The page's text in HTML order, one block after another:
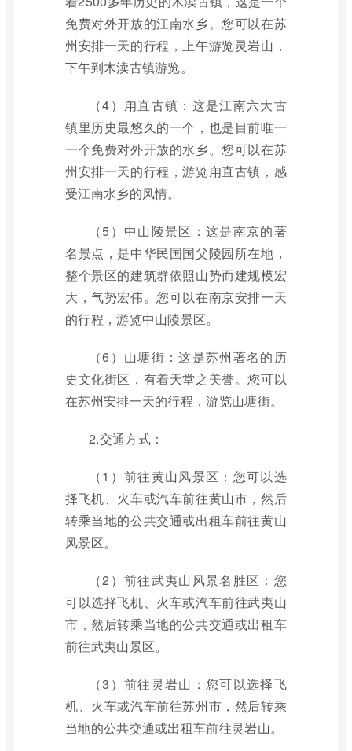
免费对外开放的江南水乡。您可以在苏
州安排一天的行程，上午游览灵岩山，
下午到木渎古镇游览。
（4）甪直古镇：这是江南六大古
镇里历史最悠久的一个，也是目前唯一
一个免费对外开放的水乡。您可以在苏
州安排一天的行程，游览甪直古镇，感
受江南水乡的风情。
（5）中山陵景区：这是南京的著
名景点，是中华民国国父陵园所在地，
整个景区的建筑群依照山势而建规模宏
大，气势宏伟。您可以在南京安排一天
的行程，游览中山陵景区。
（6）山塘街：这是苏州著名的历
史文化街区，有着天堂之美誉。您可以
在苏州安排一天的行程，游览山塘街。
2.交通方式：
（1）前往黄山风景区：您可以选
择飞机、火车或汽车前往黄山市，然后
转乘当地的公共交通或出租车前往黄山
风景区。
（2）前往武夷山风景名胜区：您
可以选择飞机、火车或汽车前往武夷山
市，然后转乘当地的公共交通或出租车
前往武夷山景区。
（3）前往灵岩山：您可以选择飞
机、火车或汽车前往苏州市，然后转乘
当地的公共交通或出租车前往灵岩山。